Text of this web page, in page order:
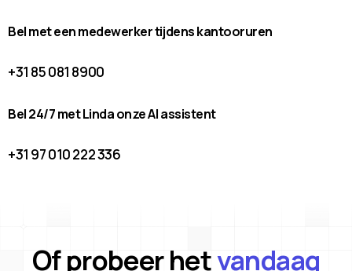
Bel met een medewerker tijdens kantooruren
+31 85 081 8900
Bel 24/7 met Linda onze AI assistent
+31 97 010 222 336
Of probeer hetvandaag